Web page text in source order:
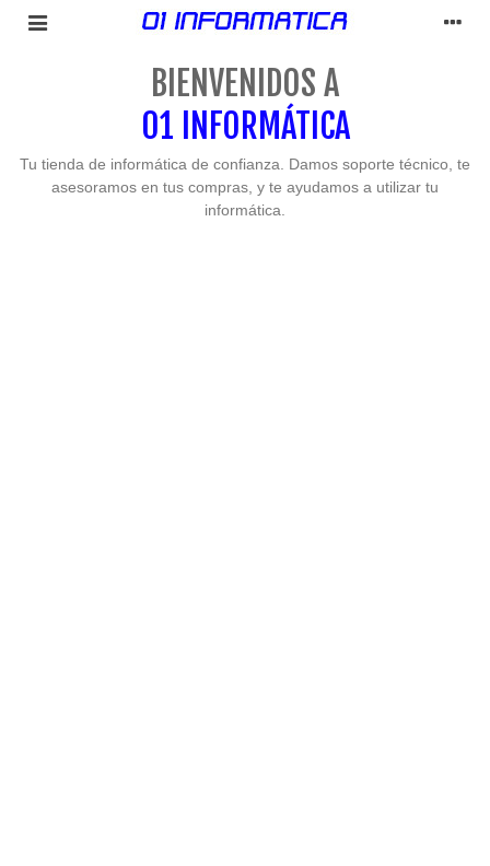
BIENVENIDOS A
01 INFORMÁTICA
Tu tienda de informática de confianza. Damos soporte técnico, te
asesoramos en tus compras, y te ayudamos a utilizar tu
informática.